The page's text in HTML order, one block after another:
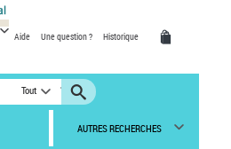
Aide Une question ? Historique
Tout
AUTRES RECHERCHES